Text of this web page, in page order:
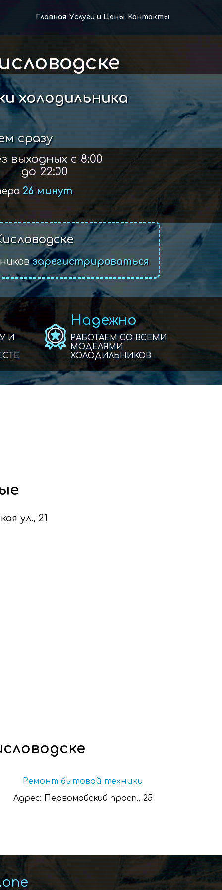
Главная Услуги и Цены Контакты
холодильника
сразу
выходных с 8:00
до 22:00
26 минут
зарегистрироваться
И
Надежно
РАБОТАЕМ СО ВСЕМИ
МОДЕЛЯМИ
ХОЛОДИЛЬНИКОВ
ул., 21
Ремонт бытовой техники
Адрес: Первомайский просп., 25